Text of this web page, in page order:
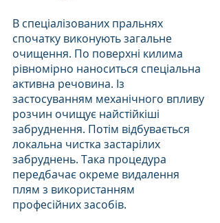
В спеціалізованих пральнях
спочатку виконують загальне
очищення. По поверхні килима
рівномірно наноситься спеціальна
активна речовина. Із
застосуванням механічного впливу
розчин очищує найстійкіші
забруднення. Потім відбувається
локальна чистка застарілих
забруднень. Така процедура
передбачає окреме видалення
плям з використанням
професійних засобів.